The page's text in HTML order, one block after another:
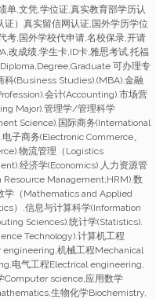
单,文凭,学位证,真实教育部学历认
证）真实留信网认证,国外学历学位
考,国外学校代申请,名校保录,开请
改成绩,学生卡,ID卡,雅思考试,托福
可办理专
科(Business Studies).(MBA).金融
会计(Accounting).市场营
Major).管理学/管理科学
Science).国际商务(International
子商务(Electronic Commerce、
物流管理（Logistics
经济学(Economics).人力资源管
Resource Management;HRM).数
学（Mathematics and Applied
）.信息与计算科学(Information
Sciences).统计学(Statistics).
Technology).计算机工程
engineering,机械工程Mechanical
电气工程Electrical engineering,
Computer science,应用数学
生物化学Biochemistry,